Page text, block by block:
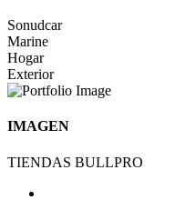
Sonudcar
Marine
Hogar
Exterior
IMAGEN
TIENDAS BULLPRO